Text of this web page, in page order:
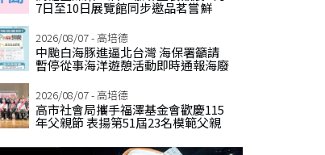
7日至10日展覽館同步邀品茗嘗鮮
2026/08/07 - 高培德
中颱白海豚進逼北台灣 海保署籲請
暫停從事海洋遊憩活動即時通報海廢
2026/08/07 - 高培德
高市社會局攜手福澤基金會歡慶115
年父親節 表揚第51屆23名模範父親